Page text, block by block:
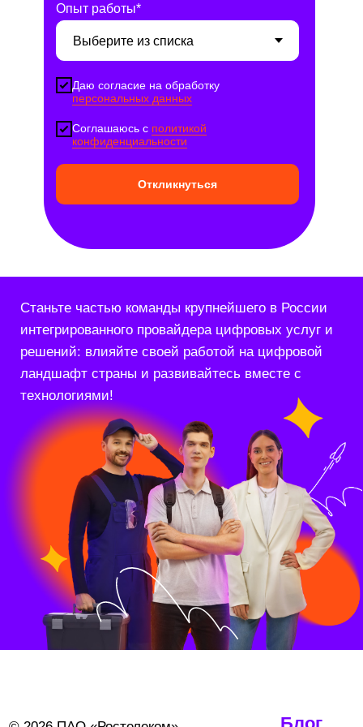
Опыт работы*
Даю согласие на обработку
персональных данных
Соглашаюсь с политикой
конфиденциальности
Откликнуться